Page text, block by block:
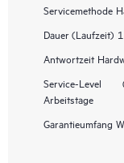
Servicemethode
Dauer (Laufzeit)
Antwortzeit
Service-Level
Arbeitstage
Garantieumfang